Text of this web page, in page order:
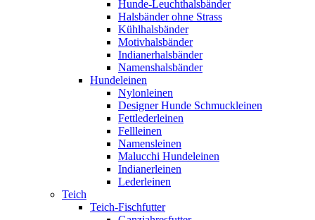
Hunde-Leuchthalsbänder
Halsbänder ohne Strass
Kühlhalsbänder
Motivhalsbänder
Indianerhalsbänder
Namenshalsbänder
Hundeleinen
Nylonleinen
Designer Hunde Schmuckleinen
Fettlederleinen
Fellleinen
Namensleinen
Malucchi Hundeleinen
Indianerleinen
Lederleinen
Teich
Teich-Fischfutter